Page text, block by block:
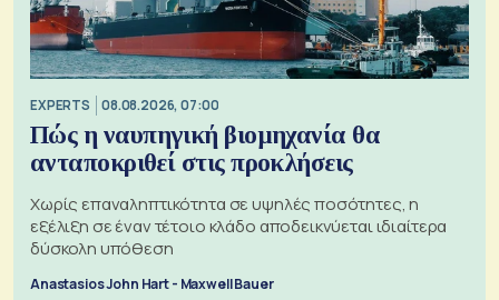
EXPERTS 08.08.2026, 07:00
Πώς η ναυπηγική βιομηχανία θα
ανταποκριθεί στις προκλήσεις
Χωρίς επαναληπτικότητα σε υψηλές ποσότητες, η
εξέλιξη σε έναν τέτοιο κλάδο αποδεικνύεται ιδιαίτερα
δύσκολη υπόθεση
Anastasios John Hart - Maxwell Bauer